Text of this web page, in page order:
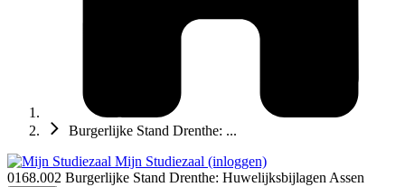
Burgerlijke Stand Drenthe: ...
Mijn Studiezaal (inloggen)
0168.002 Burgerlijke Stand Drenthe: Huwelijksbijlagen Assen